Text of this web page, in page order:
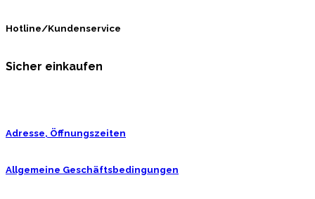
Hotline/Kundenservice
Sicher einkaufen
Adresse, Öffnungszeiten
Allgemeine Geschäftsbedingungen